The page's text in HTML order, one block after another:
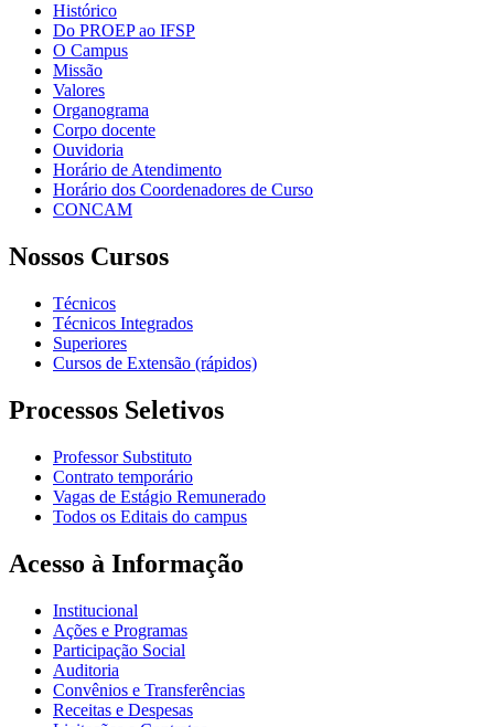
Histórico
Do PROEP ao IFSP
O Campus
Missão
Valores
Organograma
Corpo docente
Ouvidoria
Horário de Atendimento
Horário dos Coordenadores de Curso
CONCAM
Nossos Cursos
Técnicos
Técnicos Integrados
Superiores
Cursos de Extensão (rápidos)
Processos Seletivos
Professor Substituto
Contrato temporário
Vagas de Estágio Remunerado
Todos os Editais do campus
Acesso à Informação
Institucional
Ações e Programas
Participação Social
Auditoria
Convênios e Transferências
Receitas e Despesas